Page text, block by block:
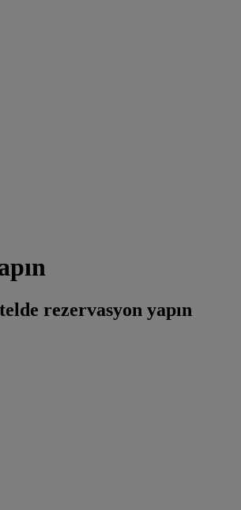
rezervasyon yapın